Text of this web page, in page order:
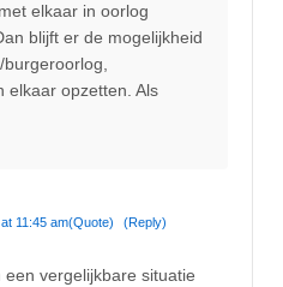
elkaar in oorlog
blijft er de mogelijkheid
elkaar opzetten. Als
11:45 am(Quote) (Reply)
vergelijkbare situatie